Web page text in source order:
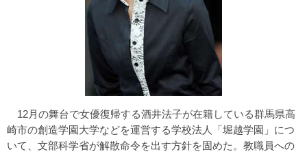
12月の舞台で女優復帰する酒井法子が在籍している群馬県高
崎市の創造学園大学などを運営する学校法人「堀越学園」につ
いて、文部科学省が解散命令を出す方針を固めた。教職員への